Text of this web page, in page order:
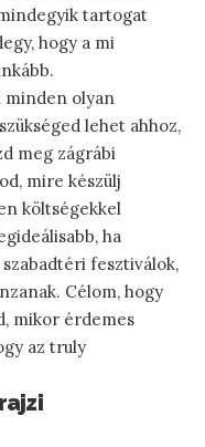
tartogat
hogy a mi
minden olyan
lehet ahhoz,
meg zágrábi
mire készülj
költségekkel
ha
fesztiválok,
Célom, hogy
mikor érdemes
az truly